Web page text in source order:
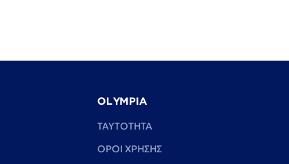
OLYMPIA
TAYTOTHTA
ΟΡΟΙ ΧΡΗΣΗΣ